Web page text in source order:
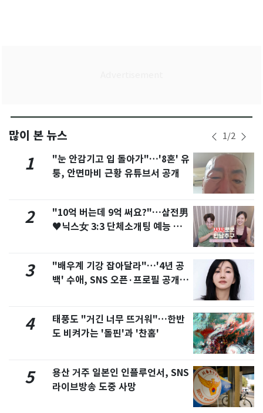
많이 본 뉴스 1/2
1
"눈 안감기고 입 돌아가"…'8혼' 유
퉁, 안면마비 근황 유튜브서 공개
2
"10억 버는데 9억 써요?"…삼전男
♥닉스女 3:3 단체소개팅 예능 화
3
"배우계 기강 잡아달라"…'4년 공
백' 수애, SNS 오픈·프로필 공개
4
태풍도 "거긴 너무 뜨거워"…한반
도 비켜가는 '돌핀'과 '찬홈'
5
용산 거주 일본인 인플루언서, SNS
라이브방송 도중 사망